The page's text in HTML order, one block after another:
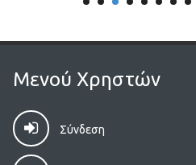
Μενού Χρηστών
Σύνδεση